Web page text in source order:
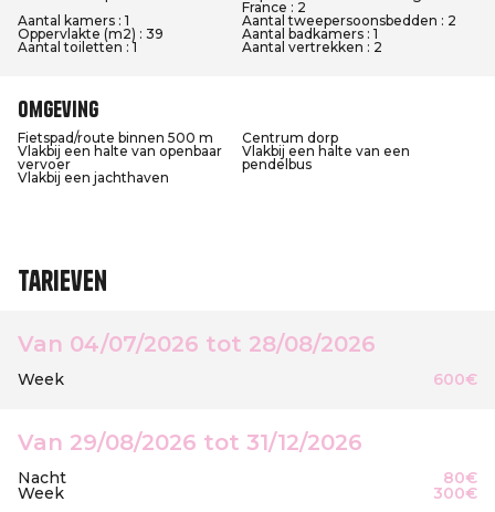
France : 2
Aantal kamers : 1
Aantal tweepersoonsbedden : 2
Oppervlakte (m2) : 39
Aantal badkamers : 1
Aantal toiletten : 1
Aantal vertrekken : 2
Omgeving
Fietspad/route binnen 500 m
Centrum dorp
Vlakbij een halte van openbaar
vervoer
Vlakbij een halte van een
pendelbus
Vlakbij een jachthaven
Tarieven
Van 04/07/2026 tot 28/08/2026
Week 600€
Van 29/08/2026 tot 31/12/2026
Nacht 80€
Week 300€